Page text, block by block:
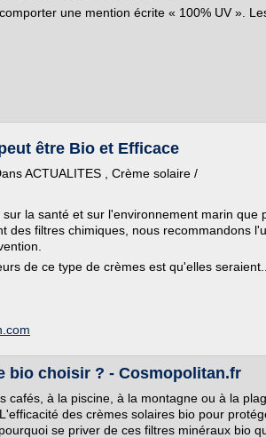
une mention écrite « 100% UV ».
être Bio et Efficace
ACTUALITES , Crème solaire /
la santé et sur l'environnement marin que
des filtres chimiques, nous recommandons
de ce type de crèmes est qu'elles seraient...
bio choisir ? - Cosmopolitan.fr
cafés, à la piscine, à la montagne ou à la
des crèmes solaires bio pour
se priver de ces filtres minéraux bio